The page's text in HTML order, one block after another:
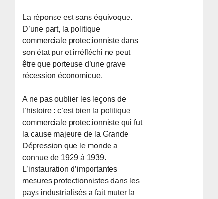
La réponse est sans équivoque.
D’une part, la politique
commerciale protectionniste dans
son état pur et irréfléchi ne peut
être que porteuse d’une grave
récession économique.
A ne pas oublier les leçons de
l’histoire : c’est bien la politique
commerciale protectionniste qui fut
la cause majeure de la Grande
Dépression que le monde a
connue de 1929 à 1939.
L’instauration d’importantes
mesures protectionnistes dans les
pays industrialisés a fait muter la